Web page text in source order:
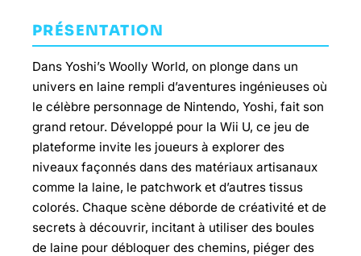
PRÉSENTATION
Dans Yoshi’s Woolly World, on plonge dans un
univers en laine rempli d’aventures ingénieuses où
le célèbre personnage de Nintendo, Yoshi, fait son
grand retour. Développé pour la Wii U, ce jeu de
plateforme invite les joueurs à explorer des
niveaux façonnés dans des matériaux artisanaux
comme la laine, le patchwork et d’autres tissus
colorés. Chaque scène déborde de créativité et de
secrets à découvrir, incitant à utiliser des boules
de laine pour débloquer des chemins, piéger des